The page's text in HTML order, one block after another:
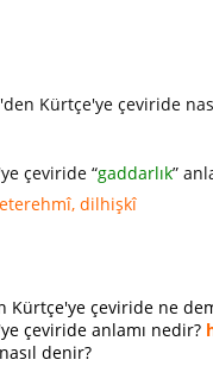
Kürtçe'ye çeviride
çeviride “gaddarlık”
dilhişkî
Kürtçe'ye çeviride ne
çeviride anlamı nedir?
denir?